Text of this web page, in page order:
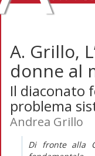
A. Grillo,
donne al
Il diaconato
problema
Andrea Grillo
Di fronte alla